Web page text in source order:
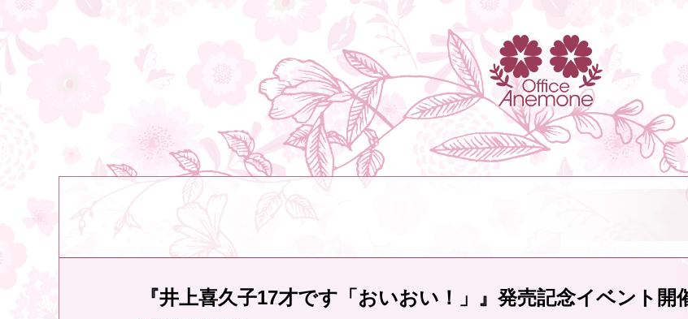
『井上喜久子17才です「おいおい！」』発売記念イベント開